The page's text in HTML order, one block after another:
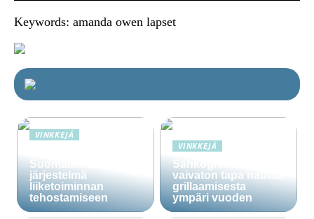
Keywords: amanda owen lapset
VINKKEJÄ
Suomalainen CRM-
järjestelmä
liiketoiminnan
tehostamiseen
VINKKEJÄ
Sähkögrilli on
vaivaton tapa nauttia
grillaamisesta
ympäri vuoden